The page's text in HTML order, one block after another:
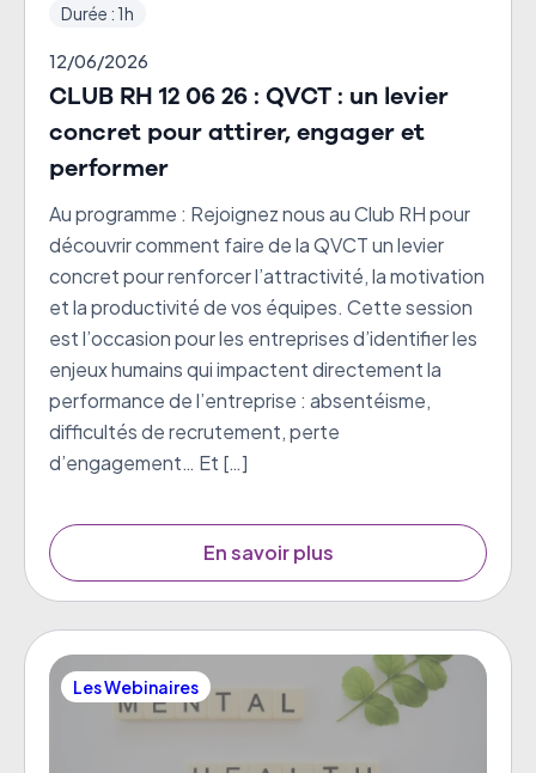
Durée : 1h
12/06/2026
CLUB RH 12 06 26 : QVCT : un levier
concret pour attirer, engager et
performer
Au programme : Rejoignez nous au Club RH pour
découvrir comment faire de la QVCT un levier
concret pour renforcer l’attractivité, la motivation
et la productivité de vos équipes. Cette session
est l’occasion pour les entreprises d’identifier les
enjeux humains qui impactent directement la
performance de l’entreprise : absentéisme,
difficultés de recrutement, perte
d’engagement… Et […]
En savoir plus
Les Webinaires